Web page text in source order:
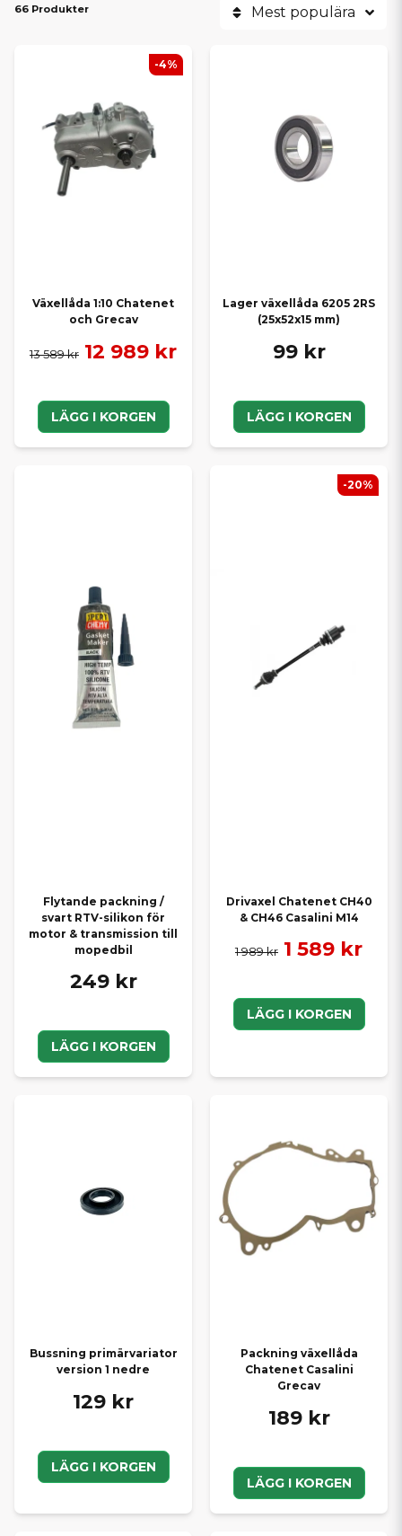
66 Produkter Mest populära
Växellåda 1:10 Chatenet
och Grecav
13 589 kr 12 989 kr
LÄGG I KORGEN
-4%
Lager växellåda 6205 2RS
(25x52x15 mm)
99 kr
LÄGG I KORGEN
Flytande packning /
svart RTV-silikon för
motor & transmission till
mopedbil
249 kr
LÄGG I KORGEN
Drivaxel Chatenet CH40
& CH46 Casalini M14
1 989 kr 1 589 kr
LÄGG I KORGEN
-20%
Bussning primärvariator
version 1 nedre
129 kr
LÄGG I KORGEN
Packning växellåda
Chatenet Casalini
Grecav
189 kr
LÄGG I KORGEN